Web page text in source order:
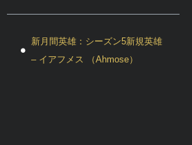
新月間英雄：シーズン5新規英雄
– イアフメス （Ahmose）